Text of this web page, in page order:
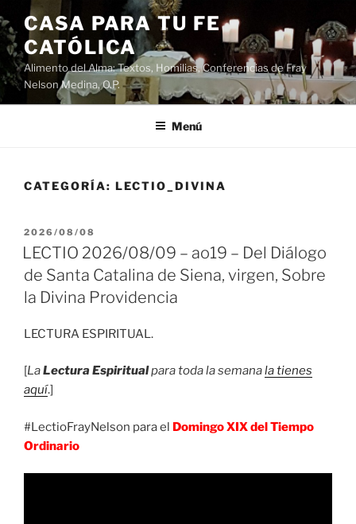
Saltar
al
contenido
CASA PARA TU FE
CATÓLICA
Alimento del Alma: Textos, Homilias, Conferencias de Fray
Nelson Medina, O.P.
Menú
CATEGORÍA: LECTIO_DIVINA
PUBLICADO
EL
2026/08/08
LECTIO 2026/08/09 – ao19 – Del Diálogo
de Santa Catalina de Siena, virgen, Sobre
la Divina Providencia
LECTURA ESPIRITUAL.
[LaLectura Espiritualpara toda la semanala tienes
aquí.]
#LectioFrayNelson para el Domingo XIX del Tiempo
Ordinario